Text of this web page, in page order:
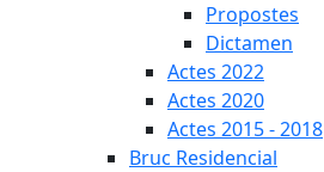
Propostes
Dictamen
Actes 2022
Actes 2020
Actes 2015 - 2018
Bruc Residencial